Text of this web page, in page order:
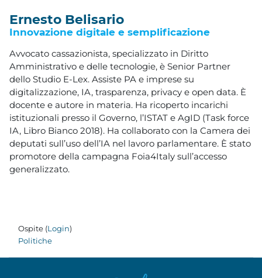
Ernesto Belisario
Innovazione digitale e semplificazione
Avvocato cassazionista, specializzato in Diritto
Amministrativo e delle tecnologie, è Senior Partner
dello Studio E-Lex. Assiste PA e imprese su
digitalizzazione, IA, trasparenza, privacy e open data. È
docente e autore in materia. Ha ricoperto incarichi
istituzionali presso il Governo, l’ISTAT e AgID (Task force
IA, Libro Bianco 2018). Ha collaborato con la Camera dei
deputati sull’uso dell’IA nel lavoro parlamentare. È stato
promotore della campagna Foia4Italy sull’accesso
generalizzato.
Ospite (Login)
Politiche